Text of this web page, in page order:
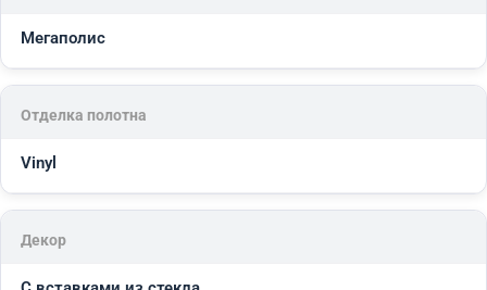
Мегаполис
Отделка полотна
Vinyl
Декор